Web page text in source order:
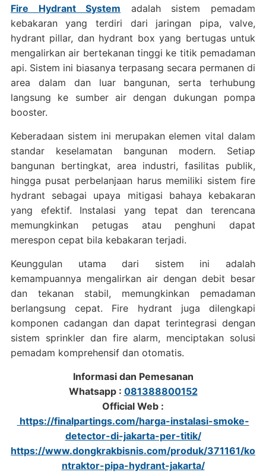
Fire Hydrant System adalah sistem pemadam
kebakaran yang terdiri dari jaringan pipa, valve,
hydrant pillar, dan hydrant box yang bertugas untuk
mengalirkan air bertekanan tinggi ke titik pemadaman
api. Sistem ini biasanya terpasang secara permanen di
area dalam dan luar bangunan, serta terhubung
langsung ke sumber air dengan dukungan pompa
booster.
Keberadaan sistem ini merupakan elemen vital dalam
standar keselamatan bangunan modern. Setiap
bangunan bertingkat, area industri, fasilitas publik,
hingga pusat perbelanjaan harus memiliki sistem fire
hydrant sebagai upaya mitigasi bahaya kebakaran
yang efektif. Instalasi yang tepat dan terencana
memungkinkan petugas atau penghuni dapat
merespon cepat bila kebakaran terjadi.
Keunggulan utama dari sistem ini adalah
kemampuannya mengalirkan air dengan debit besar
dan tekanan stabil, memungkinkan pemadaman
berlangsung cepat. Fire hydrant juga dilengkapi
komponen cadangan dan dapat terintegrasi dengan
sistem sprinkler dan fire alarm, menciptakan solusi
pemadam komprehensif dan otomatis.
Informasi dan Pemesanan
Whatsapp : 081388800152
Official Web :
https://finalpartings.com/harga-instalasi-smoke-
detector-di-jakarta-per-titik/
https://www.dongkrakbisnis.com/produk/371161/ko
ntraktor-pipa-hydrant-jakarta/